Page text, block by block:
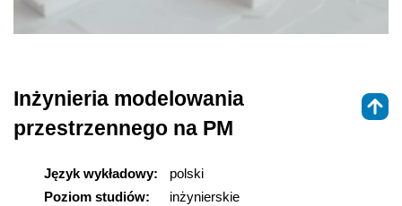
Inżynieria modelowania
przestrzennego na PM
Język wykładowy:
polski
Poziom studiów:
inżynierskie